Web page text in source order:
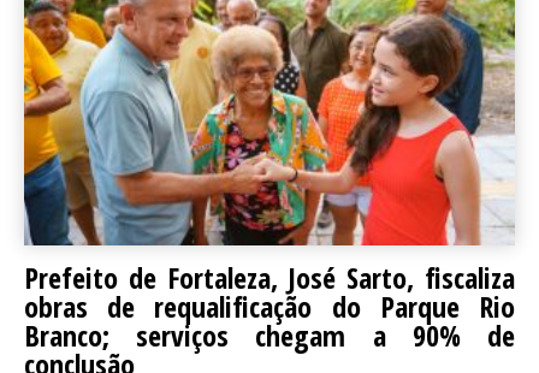
Prefeito de Fortaleza, José Sarto, fiscaliza
obras de requalificação do Parque Rio
Branco; serviços chegam a 90% de
conclusão